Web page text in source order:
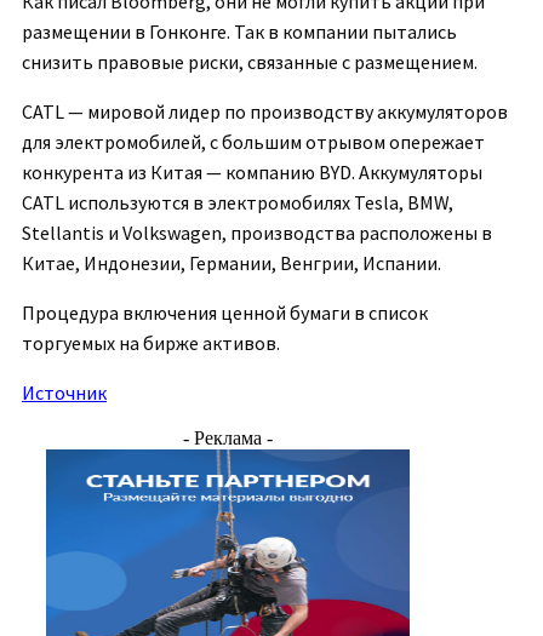
размещении в Гонконге. Так в компании пытались
снизить правовые риски, связанные с размещением.
CATL — мировой лидер по производству аккумуляторов
для электромобилей, с большим отрывом опережает
конкурента из Китая — компанию BYD. Аккумуляторы
CATL используются в электромобилях Tesla, BMW,
Stellantis и Volkswagen, производства расположены в
Китае, Индонезии, Германии, Венгрии, Испании.
Процедура включения ценной бумаги в список
торгуемых на бирже активов.
Источник
- Реклама -